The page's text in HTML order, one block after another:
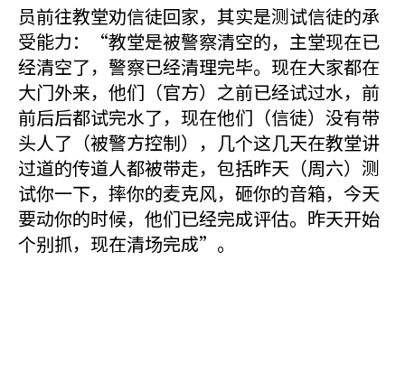
员前往教堂劝信徒回家，其实是测试信徒的承
受能力：“教堂是被警察清空的，主堂现在已
经清空了，警察已经清理完毕。现在大家都在
大门外来，他们（官方）之前已经试过水，前
前后后都试完水了，现在他们（信徒）没有带
头人了（被警方控制），几个这几天在教堂讲
过道的传道人都被带走，包括昨天（周六）测
试你一下，摔你的麦克风，砸你的音箱，今天
要动你的时候，他们已经完成评估。昨天开始
个别抓，现在清场完成”。